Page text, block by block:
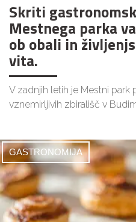
Skriti
Mestnega parka
ob obali in
vita.
V zadnjih letih je Mestni park
vznemirljivih zbirališč v
GASTRONOMIJA